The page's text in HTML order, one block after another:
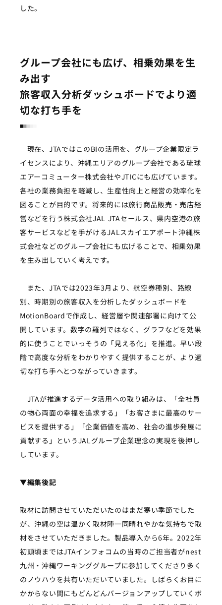
した。
グループ会社にも広げ、相乗効果を生
み出す
旅客収入分析ダッシュボードでより適
切な打ち手を
現在、JTAではこのBIの活用を、グループ企業限定ラ
イセンスにより、沖縄エリアのグループ会社である琉球
エアーコミューター株式会社やJTICにも広げています。
各社の業務負担を軽減し、生産性向上と経営の効率化を
図ることが目的です。将来的には旅行商品販売・売店経
営などを行う株式会社JAL JTAセールス、県内空港の旅
客サービスなどを手がけるJALスカイエアポート沖縄株
式会社などのグループ会社にも広げることで、相乗効果
を生み出していく考えです。
また、JTAでは2023年3月より、航空券種別、路線
別、時期別の旅客収入を分析したダッシュボードを
MotionBoardで作成し、経営層や関連部署に向けて公
開しています。数字の羅列ではなく、グラフなどを効果
的に使うことでいっそうの「見える化」を推進。早い段
階で高度な分析をわかりやすく提供することが、より適
切な打ち手へとつながっていきます。
JTAが推進するデータ活用への取り組みは、
「全社員
の物心両面の幸福を追求する」「お客さまに最高のサー
ビスを提供する」「企業価値を高め、社会の進歩発展に
貢献する」 というJALグループ企業理念の実現を後押し
しています。
▼編集後記
取材に訪問させていただいたのはまだ寒い季節でした
が、沖縄の空は温かく取材陣一同晴れやかな気持ちで取
材をさせていただきました。製品導入から6年。2022年
初頭頃まではJTAインフォコムの当時のご担当者がnest
九州・沖縄ワーキンググループに参加してくださり多く
のノウハウを共有いただいていました。しばらくお目に
かからない間にもどんどんバージョンアップしていくボ